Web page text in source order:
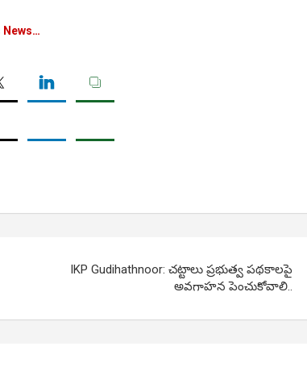
News…
IKP Gudihathnoor: చట్టాలు ప్రభుత్వ పథకాలపై
అవగాహన పెంచుకోవాలి..